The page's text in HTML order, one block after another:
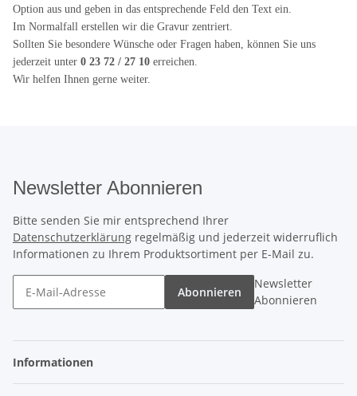
Option aus und geben in das entsprechende Feld den Text ein.
Im Normalfall erstellen wir die Gravur zentriert.
Sollten Sie besondere Wünsche oder Fragen haben, können Sie uns
jederzeit unter 0 23 72 / 27 10 erreichen.
Wir helfen Ihnen gerne weiter.
Newsletter Abonnieren
Bitte senden Sie mir entsprechend Ihrer
Datenschutzerklärung regelmäßig und jederzeit widerruflich
Informationen zu Ihrem Produktsortiment per E-Mail zu.
Abonnieren
Newsletter
Abonnieren
Informationen